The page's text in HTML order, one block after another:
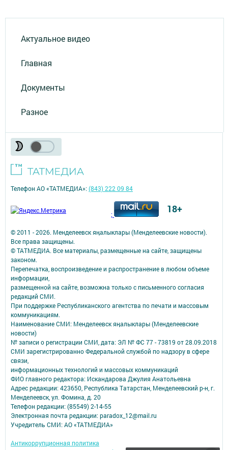
Актуальное видео
Главная
Документы
Разное
© 2011 - 2026. Менделеевск яӊалыклары (Менделеевские новости).
Все права защищены.
© ТАТМЕДИА. Все материалы, размещенные на сайте, защищены
законом.
Перепечатка, воспроизведение и распространение в любом объеме
информации,
размещенной на сайте, возможна только с письменного согласия
редакций СМИ.
При поддержке Республиканского агентства по печати и массовым
коммуникациям.
Наименование СМИ: Менделеевск яӊалыклары (Менделеевские
новости)
№ записи о регистрации СМИ, дата: ЭЛ № ФС 77 - 73819 от 28.09.2018
СМИ зарегистрированно Федеральной службой по надзору в сфере
связи,
информационных технологий и массовых коммуникаций
ФИО главного редактора: Искандарова Джулия Анатольевна
Адрес редакции: 423650, Республика Татарстан, Менделеевский р-н, г.
Менделеевск, ул. Фомина, д. 20
Телефон редакции: (85549) 2-14-55
Электронная почта редакции: paradox_12@mail.ru
Учредитель СМИ: АО «ТАТМЕДИА»
Антикоррупционная политика
Телефон АО «ТАТМЕДИА»:(843) 222 09 84
; 18+